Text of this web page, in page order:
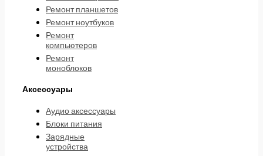
Ремонт планшетов
Ремонт ноутбуков
Ремонт
компьютеров
Ремонт
моноблоков
Аксессуары
Аудио аксессуары
Блоки питания
Зарядные
устройства